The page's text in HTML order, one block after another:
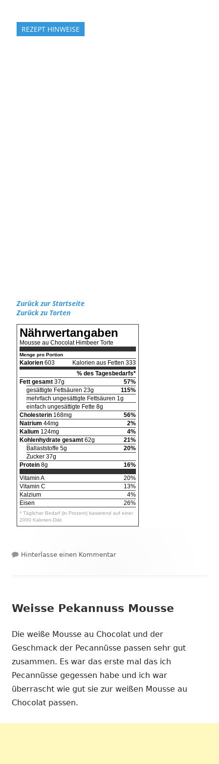
REZEPT HINWEISE
Zurück zur Startseite
Zurück zu Torten
Nährwertangaben
Mousse au Chocolat Himbeer Torte
Menge pro Portion
Kalorien 603
Kalorien aus Fetten 333
% des Tagesbedarfs*
Fett gesamt 37g
57%
gesättigte Fettsäuren 23g
115%
mehrfach ungesättigte Fettsäuren 1g
einfach ungesättigte Fette 8g
Cholesterin 168mg
56%
Natrium 44mg
2%
Kalium 124mg
4%
Kohlenhydrate gesamt 62g
21%
Ballaststoffe 5g
20%
Zucker 37g
Protein 8g
16%
Vitamin A
20%
Vitamin C
13%
Kalzium
4%
Eisen
26%
* Täglicher Bedarf (in Prozent) basierend auf einer
2000 Kalorien-Diät.
Hinterlasse einen Kommentarzu Mousse au Chocolat Himbeer
Weisse Pekannuss Mousse
Die weiße Mousse au Chocolat und der
Geschmack der Pecannüsse passen sehr gut
zusammen. Es war das erste mal das ich
Pecannüsse gegessen habe und ich war
überrascht wie gut sie zur weißen Mousse au
Chocolat passen.